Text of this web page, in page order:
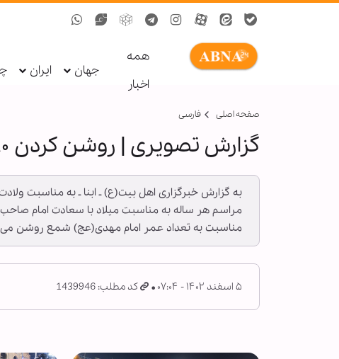
همه
اخبار
جهان ایران
صفحه اصلی فارسی
گزارش تصویری | روشن کردن ۱۱۹۰ شمع در بین‌الحرمین به مناسبت ولادت امام مهدی(عج)
مراسم هر ساله به مناسبت میلاد با سعادت امام
مناسبت به تعداد عمر امام مهدی(عج) شمع روشن
۵ اسفند ۱۴۰۲ - ۰۷:۰۴ کد مطلب: 1439946